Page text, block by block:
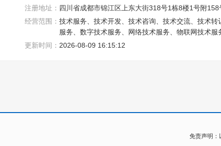
注册地址： 四川省成都市锦江区上东大街318号1栋8楼1号附
经营范围： 技术服务、技术开发、技术咨询、技术交流、技术
服务、数字技术服务、网络技术服务、物联网技术
更新时间： 2026-08-09 16:15:12
免责声明：